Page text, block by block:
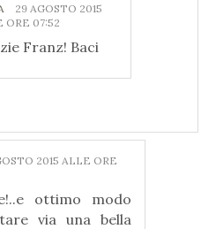
29 AGOSTO 2015
ORE 07:52
Franz! Baci
2015 ALLE ORE
ottimo modo
via una bella